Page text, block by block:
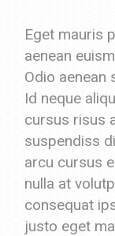
Eget mauris
aenean
Odio aenean
Id neque
cursus risus
suspendiss
arcu cursus
nulla at
consequat
justo eget